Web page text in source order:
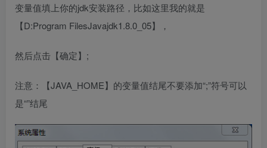
变量值填上你的jdk安装路径，比如这里我的就是
【D:Program FilesJavajdk1.8.0_05】，
然后点击【确定】;
注意：【JAVA_HOME】的变量值结尾不要添加“;”符号可以
是“”结尾